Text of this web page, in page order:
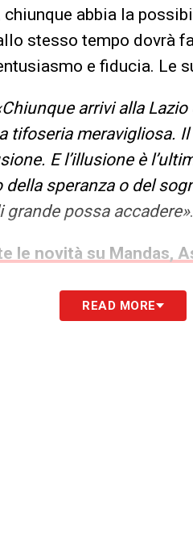
chiunque abbia la
stesso tempo dovrà
e fiducia. Le
arrivi alla
tifoseria meravigliosa.
E l’illusione è
speranza o del
possa accadere».
le novità su Mandas,
– «La società ha
c’è mai stata
READ MORE